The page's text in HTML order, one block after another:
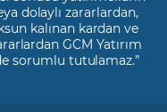
dolaylı zararlardan,
kalınan kardan ve
GCM Yatırım
sorumlu tutulamaz.”